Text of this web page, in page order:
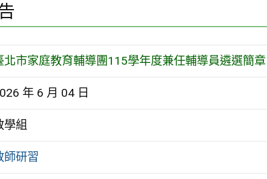
北市家庭教育輔導團115學年度兼任輔導員遴選簡章
年 6 月 04 日
學組
師研習